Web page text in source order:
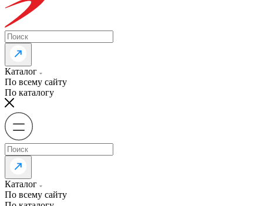
Каталог
По всему сайту
По каталогу
Каталог
По всему сайту